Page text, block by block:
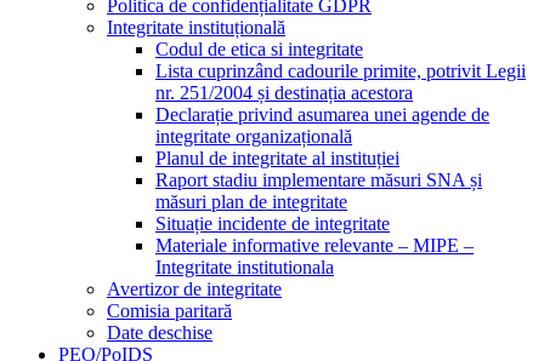
Politica de confidențialitate GDPR
Integritate instituțională
Codul de etica si integritate
Lista cuprinzând cadourile primite, potrivit Legii
nr. 251/2004 și destinația acestora
Declarație privind asumarea unei agende de
integritate organizațională
Planul de integritate al instituției
Raport stadiu implementare măsuri SNA și
măsuri plan de integritate
Situație incidente de integritate
Materiale informative relevante – MIPE –
Integritate institutionala
Avertizor de integritate
Comisia paritară
Date deschise
PEO/PoIDS